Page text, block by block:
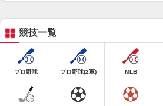
競技一覧
プロ野球 プロ野球(2軍) MLB